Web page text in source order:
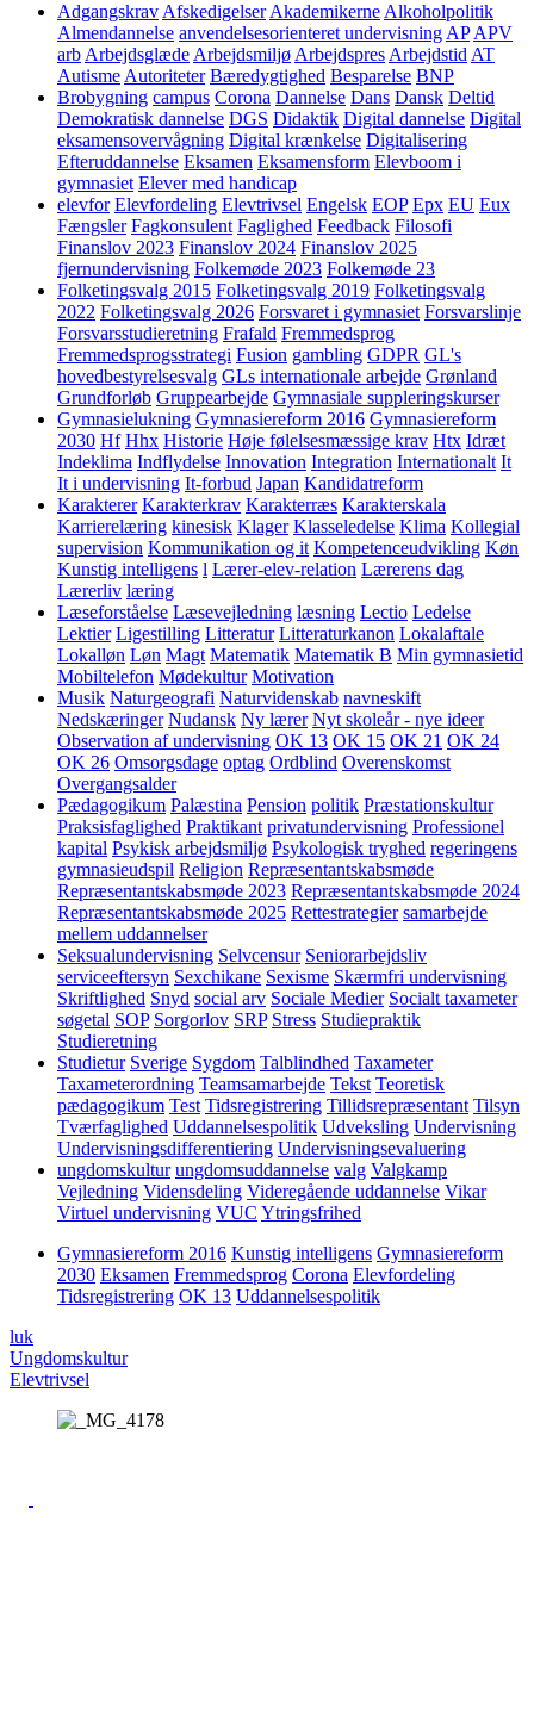
Adgangskrav Afskedigelser Akademikerne Alkoholpolitik
Almendannelse anvendelsesorienteret undervisning AP APV
arb Arbejdsglæde Arbejdsmiljø Arbejdspres Arbejdstid AT
Autisme Autoriteter Bæredygtighed Besparelse BNP
Brobygning campus Corona Dannelse Dans Dansk Deltid
Demokratisk dannelse DGS Didaktik Digital dannelse Digital
eksamensovervågning Digital krænkelse Digitalisering
Efteruddannelse Eksamen Eksamensform Elevboom i
gymnasiet Elever med handicap
elevfor Elevfordeling Elevtrivsel Engelsk EOP Epx EU Eux
Fængsler Fagkonsulent Faglighed Feedback Filosofi
Finanslov 2023 Finanslov 2024 Finanslov 2025
fjernundervisning Folkemøde 2023 Folkemøde 23
Folketingsvalg 2015 Folketingsvalg 2019 Folketingsvalg
2022 Folketingsvalg 2026 Forsvaret i gymnasiet Forsvarslinje
Forsvarsstudieretning Frafald Fremmedsprog
Fremmedsprogsstrategi Fusion gambling GDPR GL's
hovedbestyrelsesvalg GLs internationale arbejde Grønland
Grundforløb Gruppearbejde Gymnasiale suppleringskurser
Gymnasielukning Gymnasiereform 2016 Gymnasiereform
2030 Hf Hhx Historie Høje følelsesmæssige krav Htx Idræt
Indeklima Indflydelse Innovation Integration Internationalt It
It i undervisning It-forbud Japan Kandidatreform
Karakterer Karakterkrav Karakterræs Karakterskala
Karrierelæring kinesisk Klager Klasseledelse Klima Kollegial
supervision Kommunikation og it Kompetenceudvikling Køn
Kunstig intelligens l Lærer-elev-relation Lærerens dag
Lærerliv læring
Læseforståelse Læsevejledning læsning Lectio Ledelse
Lektier Ligestilling Litteratur Litteraturkanon Lokalaftale
Lokalløn Løn Magt Matematik Matematik B Min gymnasietid
Mobiltelefon Mødekultur Motivation
Musik Naturgeografi Naturvidenskab navneskift
Nedskæringer Nudansk Ny lærer Nyt skoleår - nye ideer
Observation af undervisning OK 13 OK 15 OK 21 OK 24
OK 26 Omsorgsdage optag Ordblind Overenskomst
Overgangsalder
Pædagogikum Palæstina Pension politik Præstationskultur
Praksisfaglighed Praktikant privatundervisning Professionel
kapital Psykisk arbejdsmiljø Psykologisk tryghed regeringens
gymnasieudspil Religion Repræsentantskabsmøde
Repræsentantskabsmøde 2023 Repræsentantskabsmøde 2024
Repræsentantskabsmøde 2025 Rettestrategier samarbejde
mellem uddannelser
Seksualundervisning Selvcensur Seniorarbejdsliv
serviceeftersyn Sexchikane Sexisme Skærmfri undervisning
Skriftlighed Snyd social arv Sociale Medier Socialt taxameter
søgetal SOP Sorgorlov SRP Stress Studiepraktik
Studieretning
Studietur Sverige Sygdom Talblindhed Taxameter
Taxameterordning Teamsamarbejde Tekst Teoretisk
pædagogikum Test Tidsregistrering Tillidsrepræsentant Tilsyn
Tværfaglighed Uddannelsespolitik Udveksling Undervisning
Undervisningsdifferentiering Undervisningsevaluering
ungdomskultur ungdomsuddannelse valg Valgkamp
Vejledning Vidensdeling Videregående uddannelse Vikar
Virtuel undervisning VUC Ytringsfrihed
Gymnasiereform 2016 Kunstig intelligens Gymnasiereform
2030 Eksamen Fremmedsprog Corona Elevfordeling
Tidsregistrering OK 13 Uddannelsespolitik
luk
Ungdomskultur
Elevtrivsel